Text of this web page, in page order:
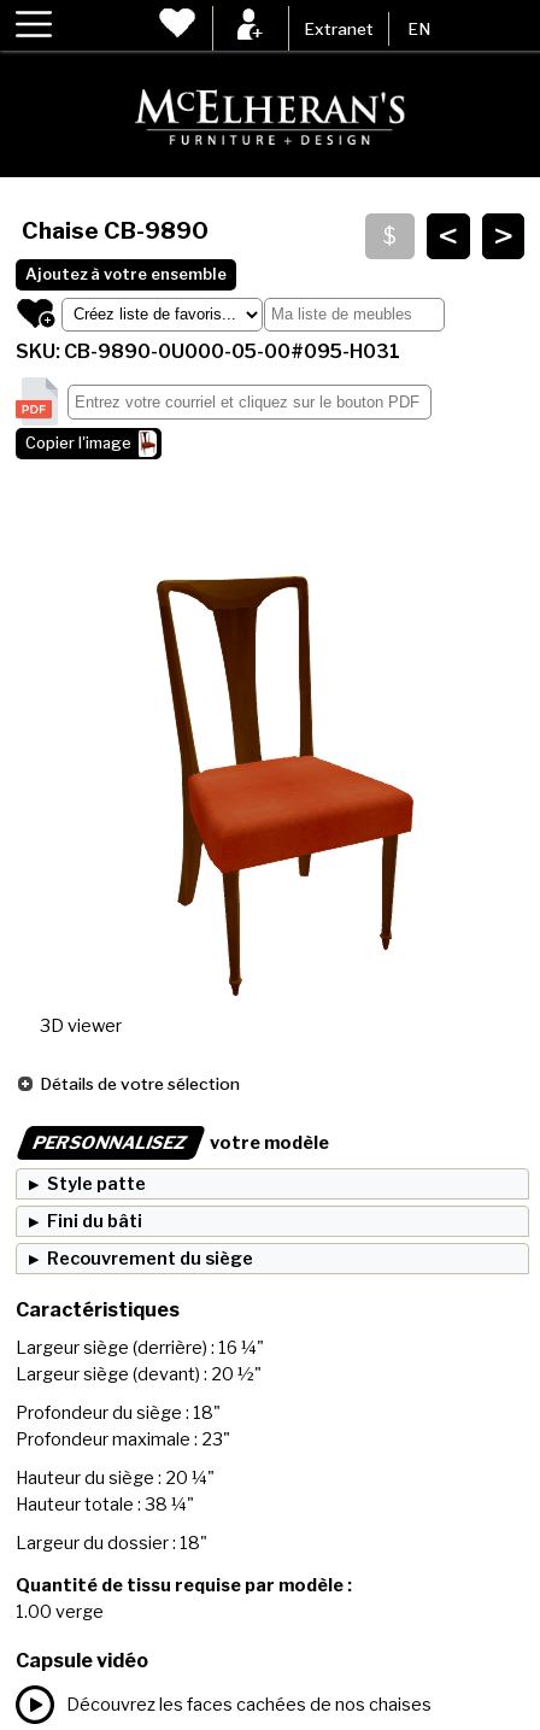
Extranet EN
>
<
Chaise CB-9890
Ajoutez à votre ensemble
SKU: CB-9890-0U000-05-00#095-H031
Copier l'image
3D viewer
Détails de votre sélection
PERSONNALISEZ
votre modèle
Style patte
Fini du bâti
Recouvrement du siège
Caractéristiques
Largeur siège (derrière) : 16 ¼"
Largeur siège (devant) : 20 ½"
Profondeur du siège : 18"
Profondeur maximale : 23"
Hauteur du siège : 20 ¼"
Hauteur totale : 38 ¼"
Largeur du dossier : 18"
Quantité de tissu requise par modèle :
1.00 verge
Capsule vidéo
Découvrez les faces cachées de nos chaises